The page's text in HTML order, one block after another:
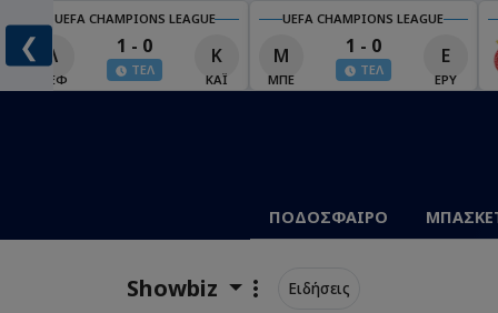
❮
UEFA CHAMPIONS LEAGUE
Λ
ΛΈΦ
1 - 0
ΤΕΛ
Κ
ΚΑΪ
UEFA CHAMPIONS LEAGUE
Μ
ΜΠΕ
1 - 0
ΤΕΛ
Ε
ΕΡΥ
ΠΟΔΟΣΦΑΙΡΟ
Showbiz Ειδήσεις